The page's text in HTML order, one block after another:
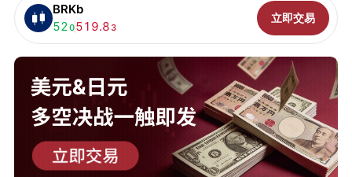
BRKb
买入:
52 0卖出:
519.8 3
立即交易